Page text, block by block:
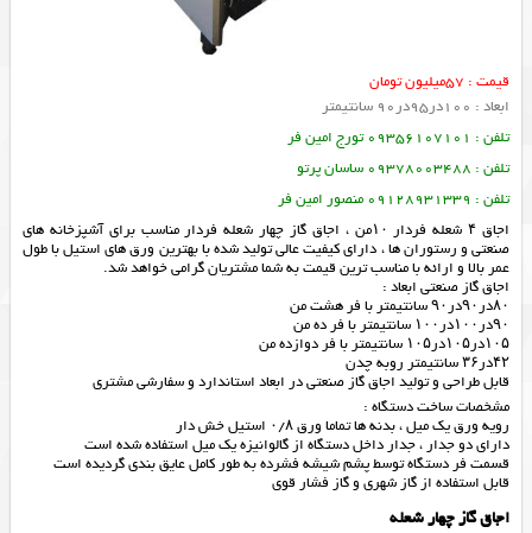
قیمت : 57میلیون تومان
ابعاد : 100در95در90 سانتیمتر
تلفن : 09356107101 تورج امین فر
تلفن : 09378003488 ساسان پرتو
تلفن : 09128931339 منصور امین فر
اجاق ۴ شعله فردار ۱۰من ، اجاق گاز چهار شعله فردار مناسب برای آشپزخانه های
صنعتی و رستوران ها ، دارای کیفیت عالی تولید شده با بهترین ورق های استیل با طول
عمر بالا و ارائه با مناسب ترین قیمت به شما مشتریان گرامی خواهد شد.
اجاق گاز صنعتی ابعاد :
۸۰در۹۰در۹۰ سانتیمتر با فر هشت من
۹۰در۱۰۰در۱۰۰ سانتیمتر با فر ده من
۱۰۵در۱۰۵در۱۰۵ سانتیمتر با فر دوازده من
۴۲در۳۶ سانتیمتر روبه چدن
قابل طراحی و تولید اجاق گاز صنعتیدر ابعاد استاندارد و سفارشی مشتری
مشخصات ساخت دستگاه :
رویه ورق یک میل ، بدنه ها تماما ورق ۰/۸ استیل خش دار
دارای دو جدار ، جدار داخل دستگاه از گالوانیزه یک میل استفاده شده است
قسمت فر دستگاه توسط پشم شیشه فشرده به طور کامل عایق بندی گردیده است
قابل استفاده از گاز شهری و گاز فشار قوی
اجاق گاز چهار شعله